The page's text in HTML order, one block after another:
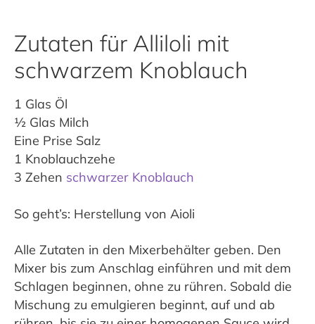
Zutaten für Alliloli mit
schwarzem Knoblauch
1 Glas Öl
½ Glas Milch
Eine Prise Salz
1 Knoblauchzehe
3 Zehen schwarzer Knoblauch
So geht’s: Herstellung von Aioli
Alle Zutaten in den Mixerbehälter geben. Den
Mixer bis zum Anschlag einführen und mit dem
Schlagen beginnen, ohne zu rühren. Sobald die
Mischung zu emulgieren beginnt, auf und ab